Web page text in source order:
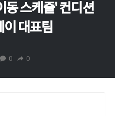
동 스케줄' 컨디션
이 대표팀
0 0